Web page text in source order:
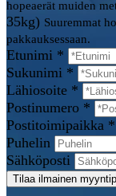
hopeaerät muiden
35kg) Suuremmat
pakkauksessaan.
Etunimi *
Sukunimi *
Lähiosoite *
Postinumero *
Postitoimipaikka *
Puhelin
Sähköposti
Tilaa ilmainen